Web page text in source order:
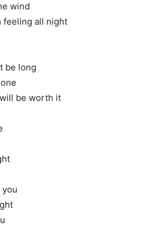
wind
feeling all night
be long
be worth it
you